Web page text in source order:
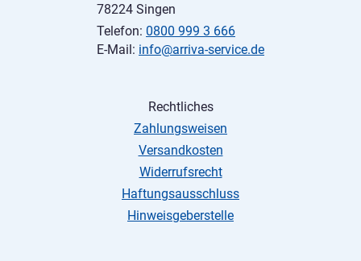
78224 Singen
Telefon: 0800 999 3 666
E-Mail: info@arriva-service.de
Rechtliches
Zahlungsweisen
Versandkosten
Widerrufsrecht
Haftungsausschluss
Hinweisgeberstelle